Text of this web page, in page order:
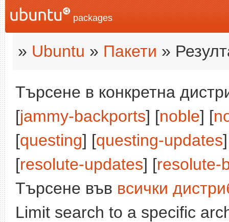
packages
» Ubuntu » Пакети »
Търсене в конкретна
[jammy-backports] [noble] [
[questing] [questing-updates
[resolute-updates] [resolute-
Търсене във всички
Limit search to a specific